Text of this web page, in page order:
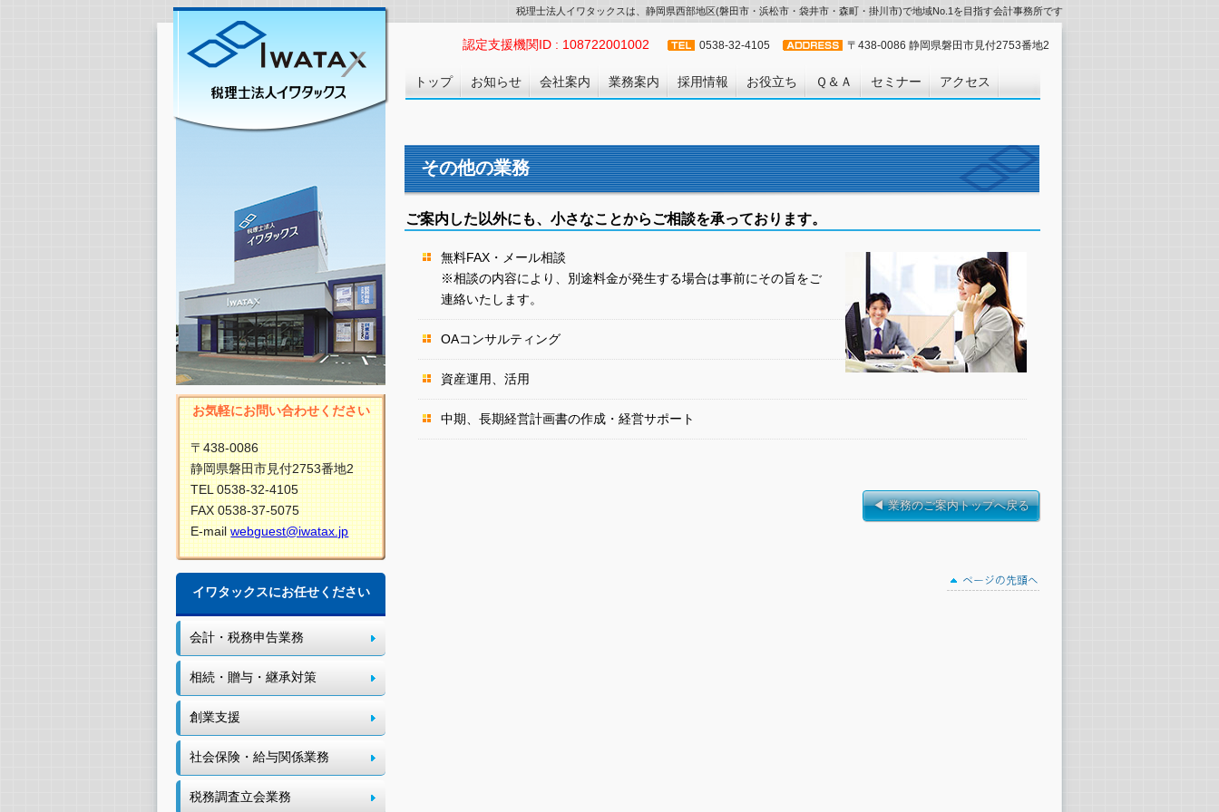
税理士法人イワタックスは、静岡県西部地区(磐田市・浜松市・袋井市・森町・掛川市)で地域No.1を目指す会計事務所です
認定支援機関ID : 108722001002 0538-32-4105 〒438-0086 静岡県磐田市見付2753番地2
その他の業務
ご案内した以外にも、小さなことからご相談を承っております。
無料FAX・メール相談
※相談の内容により、別途料金が発生する場合は事前にその旨をご
連絡いたします。
OAコンサルティング
資産運用、活用
中期、長期経営計画書の作成・経営サポート
◀ 業務のご案内トップへ戻る
トップ お知らせ 会社案内 業務案内 採用情報 お役立ち Ｑ＆Ａ セミナー アクセス
お気軽にお問い合わせください
〒438-0086
静岡県磐田市見付2753番地2
TEL 0538-32-4105
FAX 0538-37-5075
E-mailwebguest@iwatax.jp
イワタックスにお任せください
会計・税務申告業務
相続・贈与・継承対策
創業支援
社会保険・給与関係業務
税務調査立会業務